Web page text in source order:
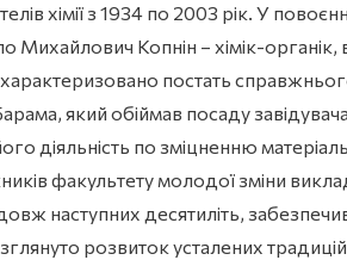
хімії з 1934 по 2003 рік. У
Михайлович Копнін – хімік-
постать
який обіймав посаду
діяльність по зміцненню
факультету молодої зміни
наступних десятиліть,
розвиток усталених